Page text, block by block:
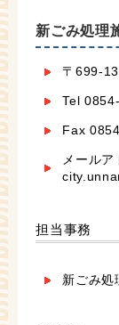
新ごみ処理
〒699-
Tel
Fax
メール
担当事務
新ごみ処